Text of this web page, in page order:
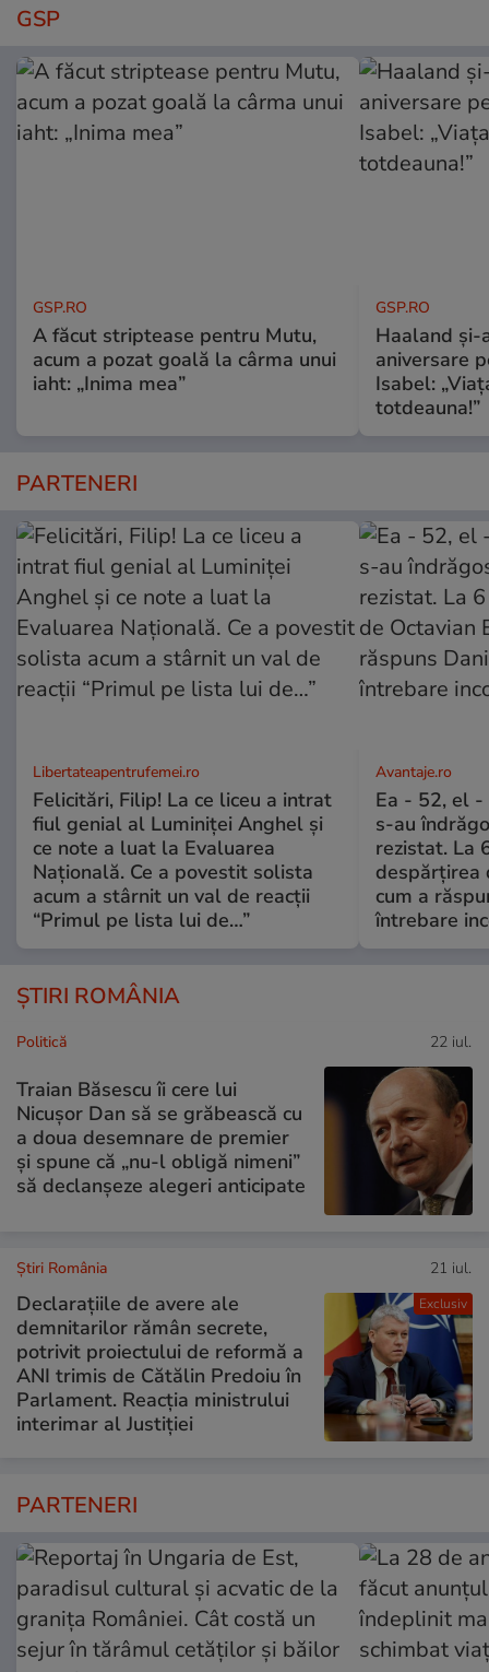
GSP
GSP.RO
A făcut striptease pentru Mutu,
acum a pozat goală la cârma unui
iaht: „Inima mea”
GSP.RO
Haaland
aniversare
Isabel:
totdeauna!”
PARTENERI
Libertateapentrufemei.ro
Felicitări, Filip! La ce liceu a intrat
fiul genial al Luminiței Anghel și
ce note a luat la Evaluarea
Națională. Ce a povestit solista
acum a stârnit un val de reacții
“Primul pe lista lui de…”
Avantaje.ro
Ea - 52, el -
s-au
rezistat. La
despărțirea
cum a
întrebare
ȘTIRI ROMÂNIA
Politică 22 iul.
Traian Băsescu îi cere lui
Nicușor Dan să se grăbească cu
a doua desemnare de premier
și spune că „nu-l obligă nimeni”
să declanșeze alegeri anticipate
Exclusiv
Știri România 21 iul.
Declarațiile de avere ale
demnitarilor rămân secrete,
potrivit proiectului de reformă a
ANI trimis de Cătălin Predoiu în
Parlament. Reacția ministrului
interimar al Justiției
PARTENERI